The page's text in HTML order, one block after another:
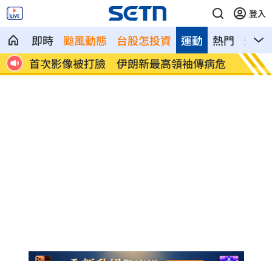
登入
即時 颱風動態 台股怎投資 熱門 影音
運動
危
清大校長續任秒出國選校長！高為元道歉
了
影片